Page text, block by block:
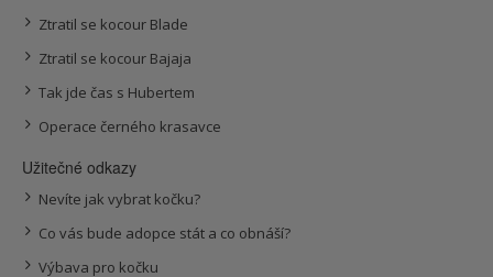
Ztratil se kocour Blade
Ztratil se kocour Bajaja
Tak jde čas s Hubertem
Operace černého krasavce
Užitečné odkazy
Nevíte jak vybrat kočku?
Co vás bude adopce stát a co obnáší?
Výbava pro kočku